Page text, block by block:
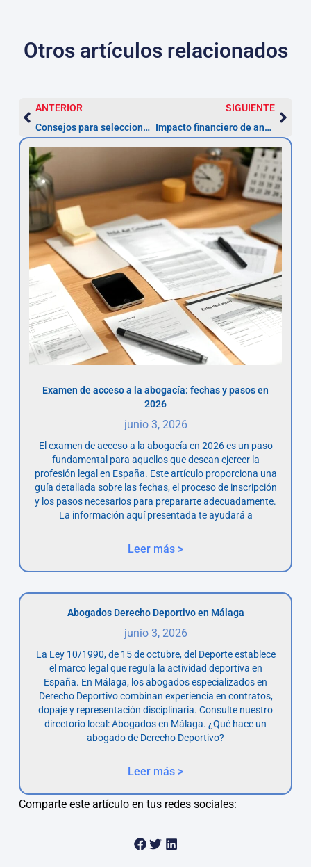
Otros artículos relacionados
ANTERIOR
Consejos para seleccionar un abogado especializado en nulidad de préstamos personales
SIGUIENTE
Impacto financiero de anular un préstamo personal con TAE abusiva: lo que debes saber
Examen de acceso a la abogacía: fechas y pasos en
2026
junio 3, 2026
El examen de acceso a la abogacía en 2026 es un paso
fundamental para aquellos que desean ejercer la
profesión legal en España. Este artículo proporciona una
guía detallada sobre las fechas, el proceso de inscripción
y los pasos necesarios para prepararte adecuadamente.
La información aquí presentada te ayudará a
Leer más >
Abogados Derecho Deportivo en Málaga
junio 3, 2026
La Ley 10/1990, de 15 de octubre, del Deporte establece
el marco legal que regula la actividad deportiva en
España. En Málaga, los abogados especializados en
Derecho Deportivo combinan experiencia en contratos,
dopaje y representación disciplinaria. Consulte nuestro
directorio local: Abogados en Málaga. ¿Qué hace un
abogado de Derecho Deportivo?
Leer más >
Comparte este artículo en tus redes sociales: